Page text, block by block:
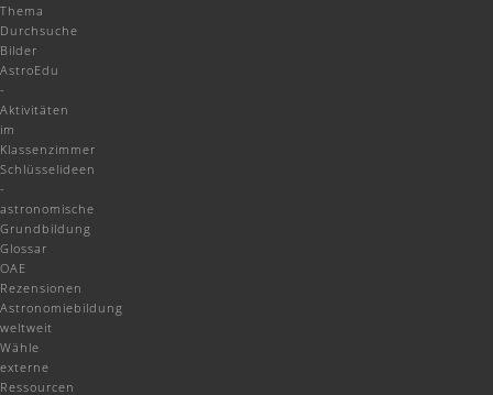
Thema
Durchsuche
Bilder
AstroEdu
-
Aktivitäten
im
Klassenzimmer
Schlüsselideen
-
astronomische
Grundbildung
Glossar
OAE
Rezensionen
Astronomiebildung
weltweit
Wähle
externe
Ressourcen